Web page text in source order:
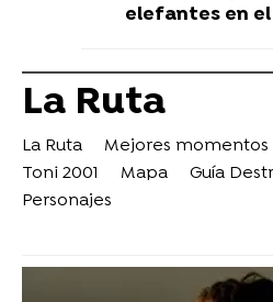
elefantes en
La Ruta
La Ruta Mejores momentos
Toni 2001
Mapa Guía
Personajes